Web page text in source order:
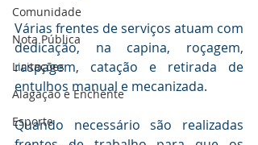
Comunidade
Nota Pública
Licitações
Alagação e Enchente
Esporte
Várias frentes de serviços atuam com
dedicação, na capina, roçagem,
raspagem, catação e retirada de
entulhos manual e mecanizada.
Quando necessário são realizadas